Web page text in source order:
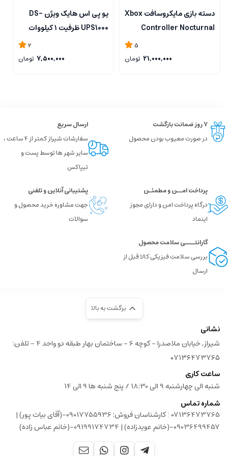
مودم Huawei EG8145V5 با ویژگی‌های برتر و عملکرد مطمئن، یک انتخاب عالی برای
اتصال به اینترنت با سرعت و کیفیت بالا است.
دسته بازی مایکروسافت Xbox
Controller Nocturnal
5
21,000,000 تومان
یو پی اس هایک ویژن DS-
UPS1000 ظرفیت ۱ کیلووات
2
7,500,000 تومان
۷ روز ضمانت بازگشت
در صورت معیوب بودن محصول
ارسال سریع
سفارشات شیراز کمتر از 4 ساعت ،
سایر شهر ها توسط پست و
تیپاکس
پرداخت امــن و مطمئـن
درگاه پرداخت امن و دارای مجوز
اینماد
پشتیبانی آنلاین و تلفنی
جهت مشاوره خرید محصول و
سوالات
گارانتــــی سلامت محصول
بررسی سلامت فیزیکی کالا قبل از
ارسال
برگشت به بالا
نشانی
شیراز, خیابان ملاصدرا - کوچه 6 - ساختمان بهار طبقه دو واحد 4 - تلفن:
۰۷۱۳۶۴۷۳۷۶۵
ساعت کاری
شنبه الی چهارشنبه 9 الی 18:30 / پنج شنبه ها 9 الی 14
شماره تماس
07136473765
|
کارشناسان فروش: 09017755936-(آقای بیات پور) |
09036499457-(خانم عویدزاده) | 09199174734-(خانم عباس زاده)